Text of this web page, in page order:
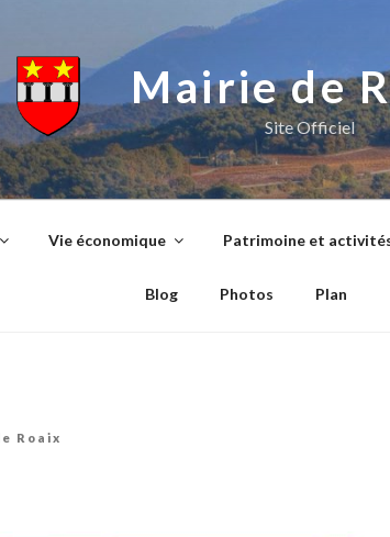
Mairie de
Site Officiel
Vie économique Patrimoine et
Blog Photos Plan
Roaix